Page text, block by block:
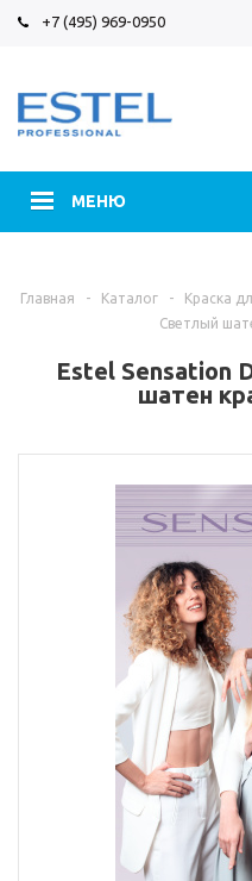
+7 (495) 969-0950
МЕНЮ
Главная - Каталог - Краска
Светлый
Estel Sensation
шатен